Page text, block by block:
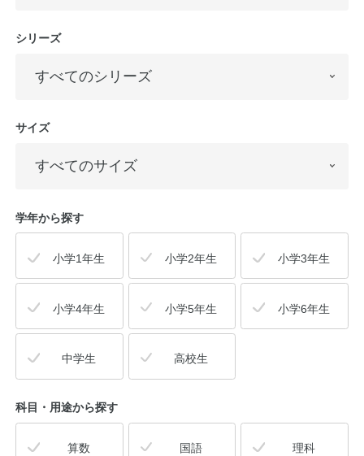
公式アカウント
シリーズ
サイズ
学年から探す
小学1年生 小学2年生 小学3年生
小学4年生 小学5年生 小学6年生
中学生 高校生
科目・用途から探す
算数 国語 理科